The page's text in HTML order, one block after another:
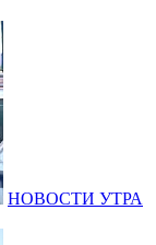
НОВОСТИ УТРА